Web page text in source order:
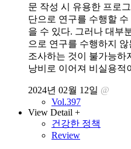
문 작성 시 유용한 프로
단으로 연구를 수행할
을 수 있다. 그러나 대부
으로 연구를 수행하지
조사하는 것이 불가능하
낭비로 이어져 비실용
2024년 02월 12일 @
Vol.397
View Detail +
건강한 정책
Review